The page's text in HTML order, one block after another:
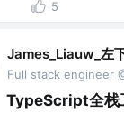
5
James_Liauw_左
Full stack engineer
TypeScript全栈